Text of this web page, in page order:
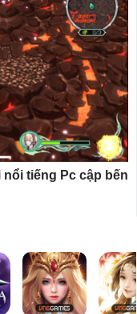
nổi tiếng Pc cập bến